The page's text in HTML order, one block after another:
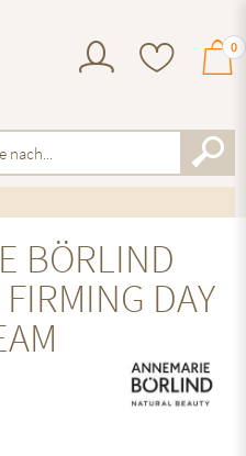
0
BÖRLIND
DAY